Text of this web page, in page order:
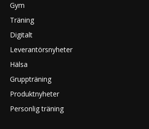
Gym
Träning
Digitalt
Leverantörsnyheter
Hälsa
Gruppträning
Produktnyheter
Personlig träning